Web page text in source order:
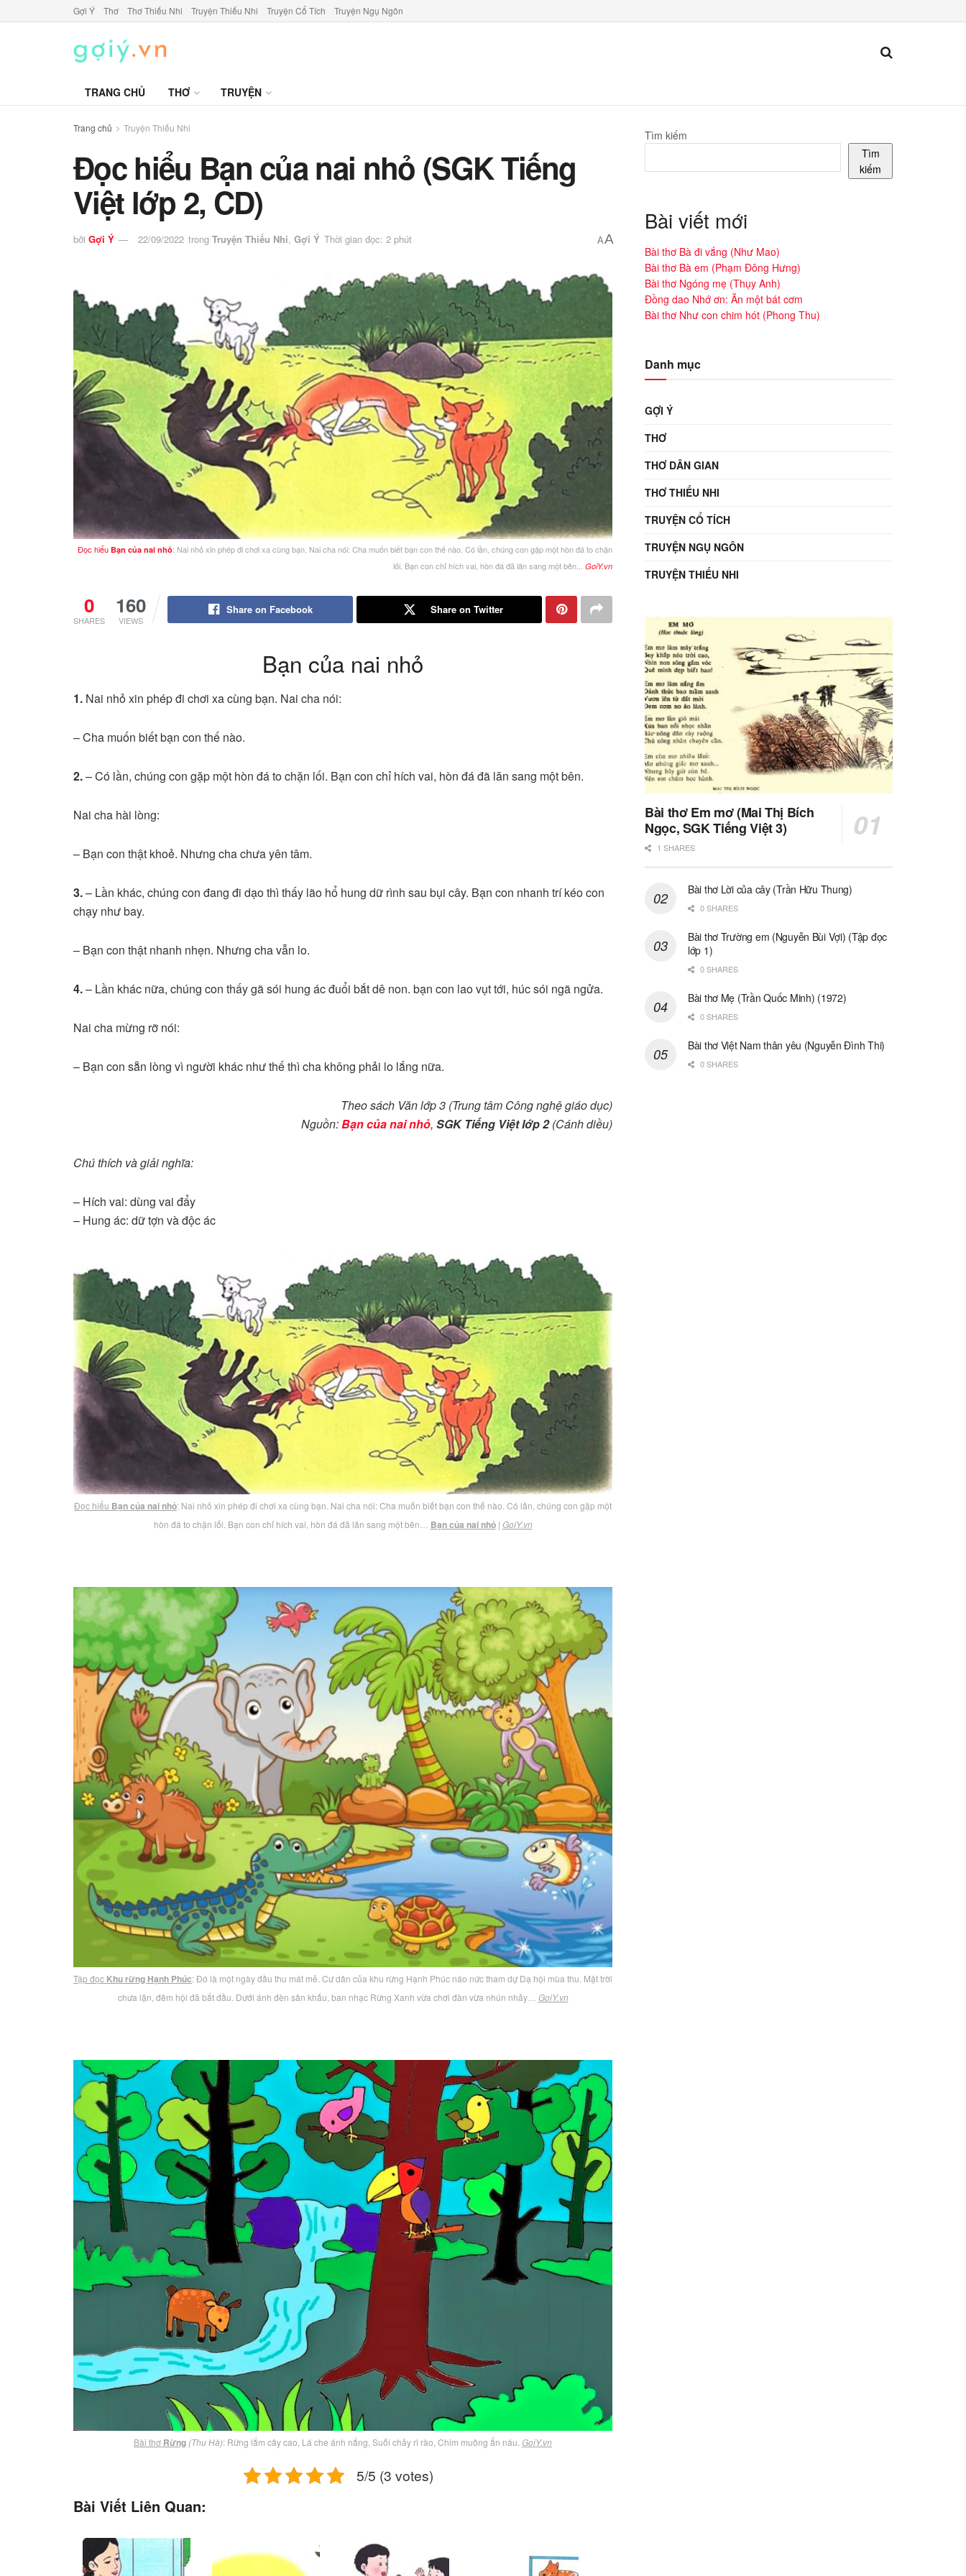
Gợi Ý Thơ Thơ Thiếu Nhi Truyện Thiếu Nhi Truyện Cổ Tích Truyện Ngụ Ngôn
TRANG CHỦ THƠ TRUYỆN
Trang chủ Truyện Thiếu Nhi
Đọc hiểu Bạn của nai nhỏ (SGK Tiếng
Việt lớp 2, CD)
bởi Gợi Ý 22/09/2022 trong Truyện Thiếu Nhi, Gợi Ý Thời gian đọc: 2 phút AA
Đọc hiểu Bạn của nai nhỏ: Nai nhỏ xin phép đi chơi xa cùng bạn. Nai cha nói: Cha muốn biết bạn con thế nào. Có lần, chúng con gặp một hòn đá to chặn
lối. Bạn con chỉ hích vai, hòn đá đã lăn sang một bên... GoiY.vn
0
SHARES
160
VIEWS
Share on Facebook Share on Twitter
Bạn của nai nhỏ
1. Nai nhỏ xin phép đi chơi xa cùng bạn. Nai cha nói:
– Cha muốn biết bạn con thế nào.
2.– Có lần, chúng con gặp một hòn đá to chặn lối. Bạn con chỉ hích vai, hòn đá đã lăn sang một bên.
Nai cha hài lòng:
– Bạn con thật khoẻ. Nhưng cha chưa yên tâm.
3.– Lần khác, chúng con đang đi dạo thì thấy lão hổ hung dữ rình sau bụi cây. Bạn con nhanh trí kéo con
chạy như bay.
– Bạn con thật nhanh nhẹn. Nhưng cha vẫn lo.
4.– Lần khác nữa, chúng con thấy gã sói hung ác đuổi bắt dê non. bạn con lao vụt tới, húc sói ngã ngửa.
Nai cha mừng rỡ nói:
– Bạn con sẵn lòng vì người khác như thế thì cha không phải lo lắng nữa.
Theo sách Văn lớp 3 (Trung tâm Công nghệ giáo dục)
Nguồn:Bạn của nai nhỏ, SGK Tiếng Việt lớp 2(Cánh diều)
Chú thích và giải nghĩa:
– Hích vai: dùng vai đẩy
– Hung ác: dữ tợn và độc ác
Đọc hiểu Bạn của nai nhỏ: Nai nhỏ xin phép đi chơi xa cùng bạn. Nai cha nói: Cha muốn biết bạn con thế nào. Có lần, chúng con gặp một
hòn đá to chặn lối. Bạn con chỉ hích vai, hòn đá đã lăn sang một bên… Bạn của nai nhỏ| GoiY.vn
Tập đọc Khu rừng Hạnh Phúc: Đó là một ngày đầu thu mát mẻ. Cư dân của khu rừng Hạnh Phúc náo nức tham dự Dạ hội mùa thu. Mặt trời
chưa lặn, đêm hội đã bắt đầu. Dưới ánh đèn sân khấu, ban nhạc Rừng Xanh vừa chơi đàn vừa nhún nhảy… GoiY.vn
Bài thơ Rừng (Thu Hà): Rừng lắm cây cao, Lá che ánh nắng, Suối chảy rì rào, Chim muông ẩn náu. GoiY.vn
5/5 (3 votes)
Bài Viết Liên Quan:
Tìm kiếm
Tìm
kiếm
Bài viết mới
Bài thơ Bà đi vắng (Như Mao)
Bài thơ Bà em (Phạm Đông Hưng)
Bài thơ Ngóng mẹ (Thụy Anh)
Đồng dao Nhớ ơn: Ăn một bát cơm
Bài thơ Như con chim hót (Phong Thu)
Danh mục
GỢI Ý
THƠ
THƠ DÂN GIAN
THƠ THIẾU NHI
TRUYỆN CỔ TÍCH
TRUYỆN NGỤ NGÔN
TRUYỆN THIẾU NHI
Bài thơ Em mơ (Mai Thị Bích
Ngọc, SGK Tiếng Việt 3)
1 SHARES
Bài thơ Lời của cây (Trần Hữu Thung)
0 SHARES
Bài thơ Trường em (Nguyễn Bùi Vợi) (Tập đọc
lớp 1)
0 SHARES
Bài thơ Mẹ (Trần Quốc Minh) (1972)
0 SHARES
Bài thơ Việt Nam thân yêu (Nguyễn Đình Thi)
0 SHARES